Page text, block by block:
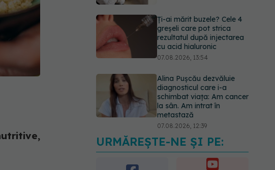
Ți-ai mărit buzele? Cele 4
greșeli care pot strica
rezultatul după injectarea
cu acid hialuronic
07.08.2026, 13:54
Alina Pușcău dezvăluie
diagnosticul care i-a
schimbat viața: Am cancer
la sân. Am intrat în
metastază
07.08.2026, 12:39
Dieta care poate crește
brusc colesterolul. Cine
este mai expus
URMĂREȘTE-NE ȘI PE: